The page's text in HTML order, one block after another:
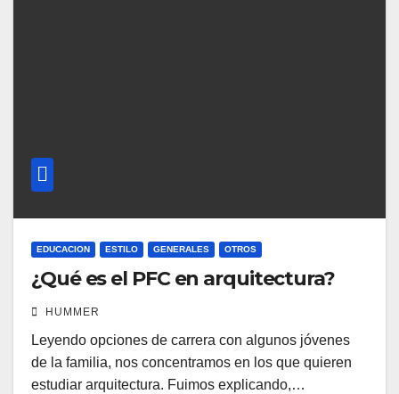
EDUCACION ESTILO GENERALES OTROS
¿Qué es el PFC en arquitectura?
HUMMER
Leyendo opciones de carrera con algunos jóvenes
de la familia, nos concentramos en los que quieren
estudiar arquitectura. Fuimos explicando,…